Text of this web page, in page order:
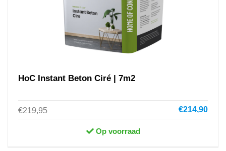
HoC Instant Beton Ciré | 7m2
€219,95 €214,90
Op voorraad